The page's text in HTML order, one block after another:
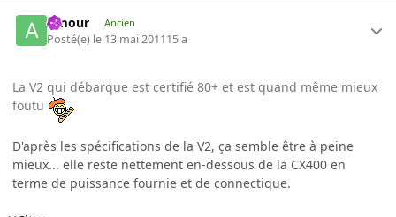
Amour Ancien
Posté(e) le 13 mai 201115 a
La V2 qui débarque est certifié 80+ et est quand même mieux
foutu
D'après les spécifications de la V2, ça semble être à peine
mieux... elle reste nettement en-dessous de la CX400 en
terme de puissance fournie et de connectique.